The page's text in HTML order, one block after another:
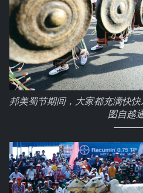
邦美蜀节期间，大家都充满快快
图自越